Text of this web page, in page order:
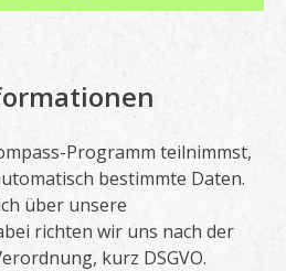
Programm teilnimmst,
bestimmte Daten.
über unsere
richten wir uns nach der
erordnung, kurz DSGVO.